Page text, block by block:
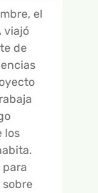
el
viajó
de
los
para
sobre